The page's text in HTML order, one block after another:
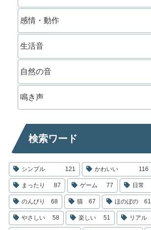
感情・動作
生活音
自然の音
鳴き声
検索ワード
シンプル 121 かわいい 116
まったり 87 ゲーム 77 日常
のんびり 68 猫 67 ほのぼの 61
やさしい 58 楽しい 51 リアル